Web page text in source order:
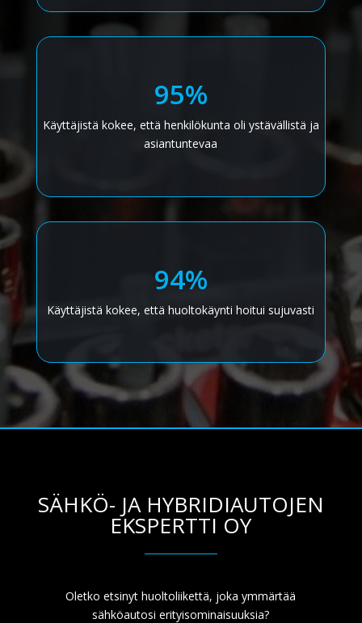
95%
Käyttäjistä kokee, että henkilökunta oli ystävällistä ja
asiantuntevaa
94%
Käyttäjistä kokee, että huoltokäynti hoitui sujuvasti
SÄHKÖ- JA HYBRIDIAUTOJEN
EKSPERTTI OY
Oletko etsinyt huoltoliikettä, joka ymmärtää
sähköautosi erityisominaisuuksia?